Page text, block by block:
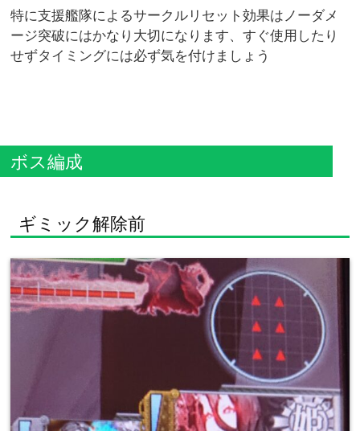
特に支援艦隊によるサークルリセット効果はノーダメ
ージ突破にはかなり大切になります、すぐ使用したり
せずタイミングには必ず気を付けましょう
ボス編成
ギミック解除前